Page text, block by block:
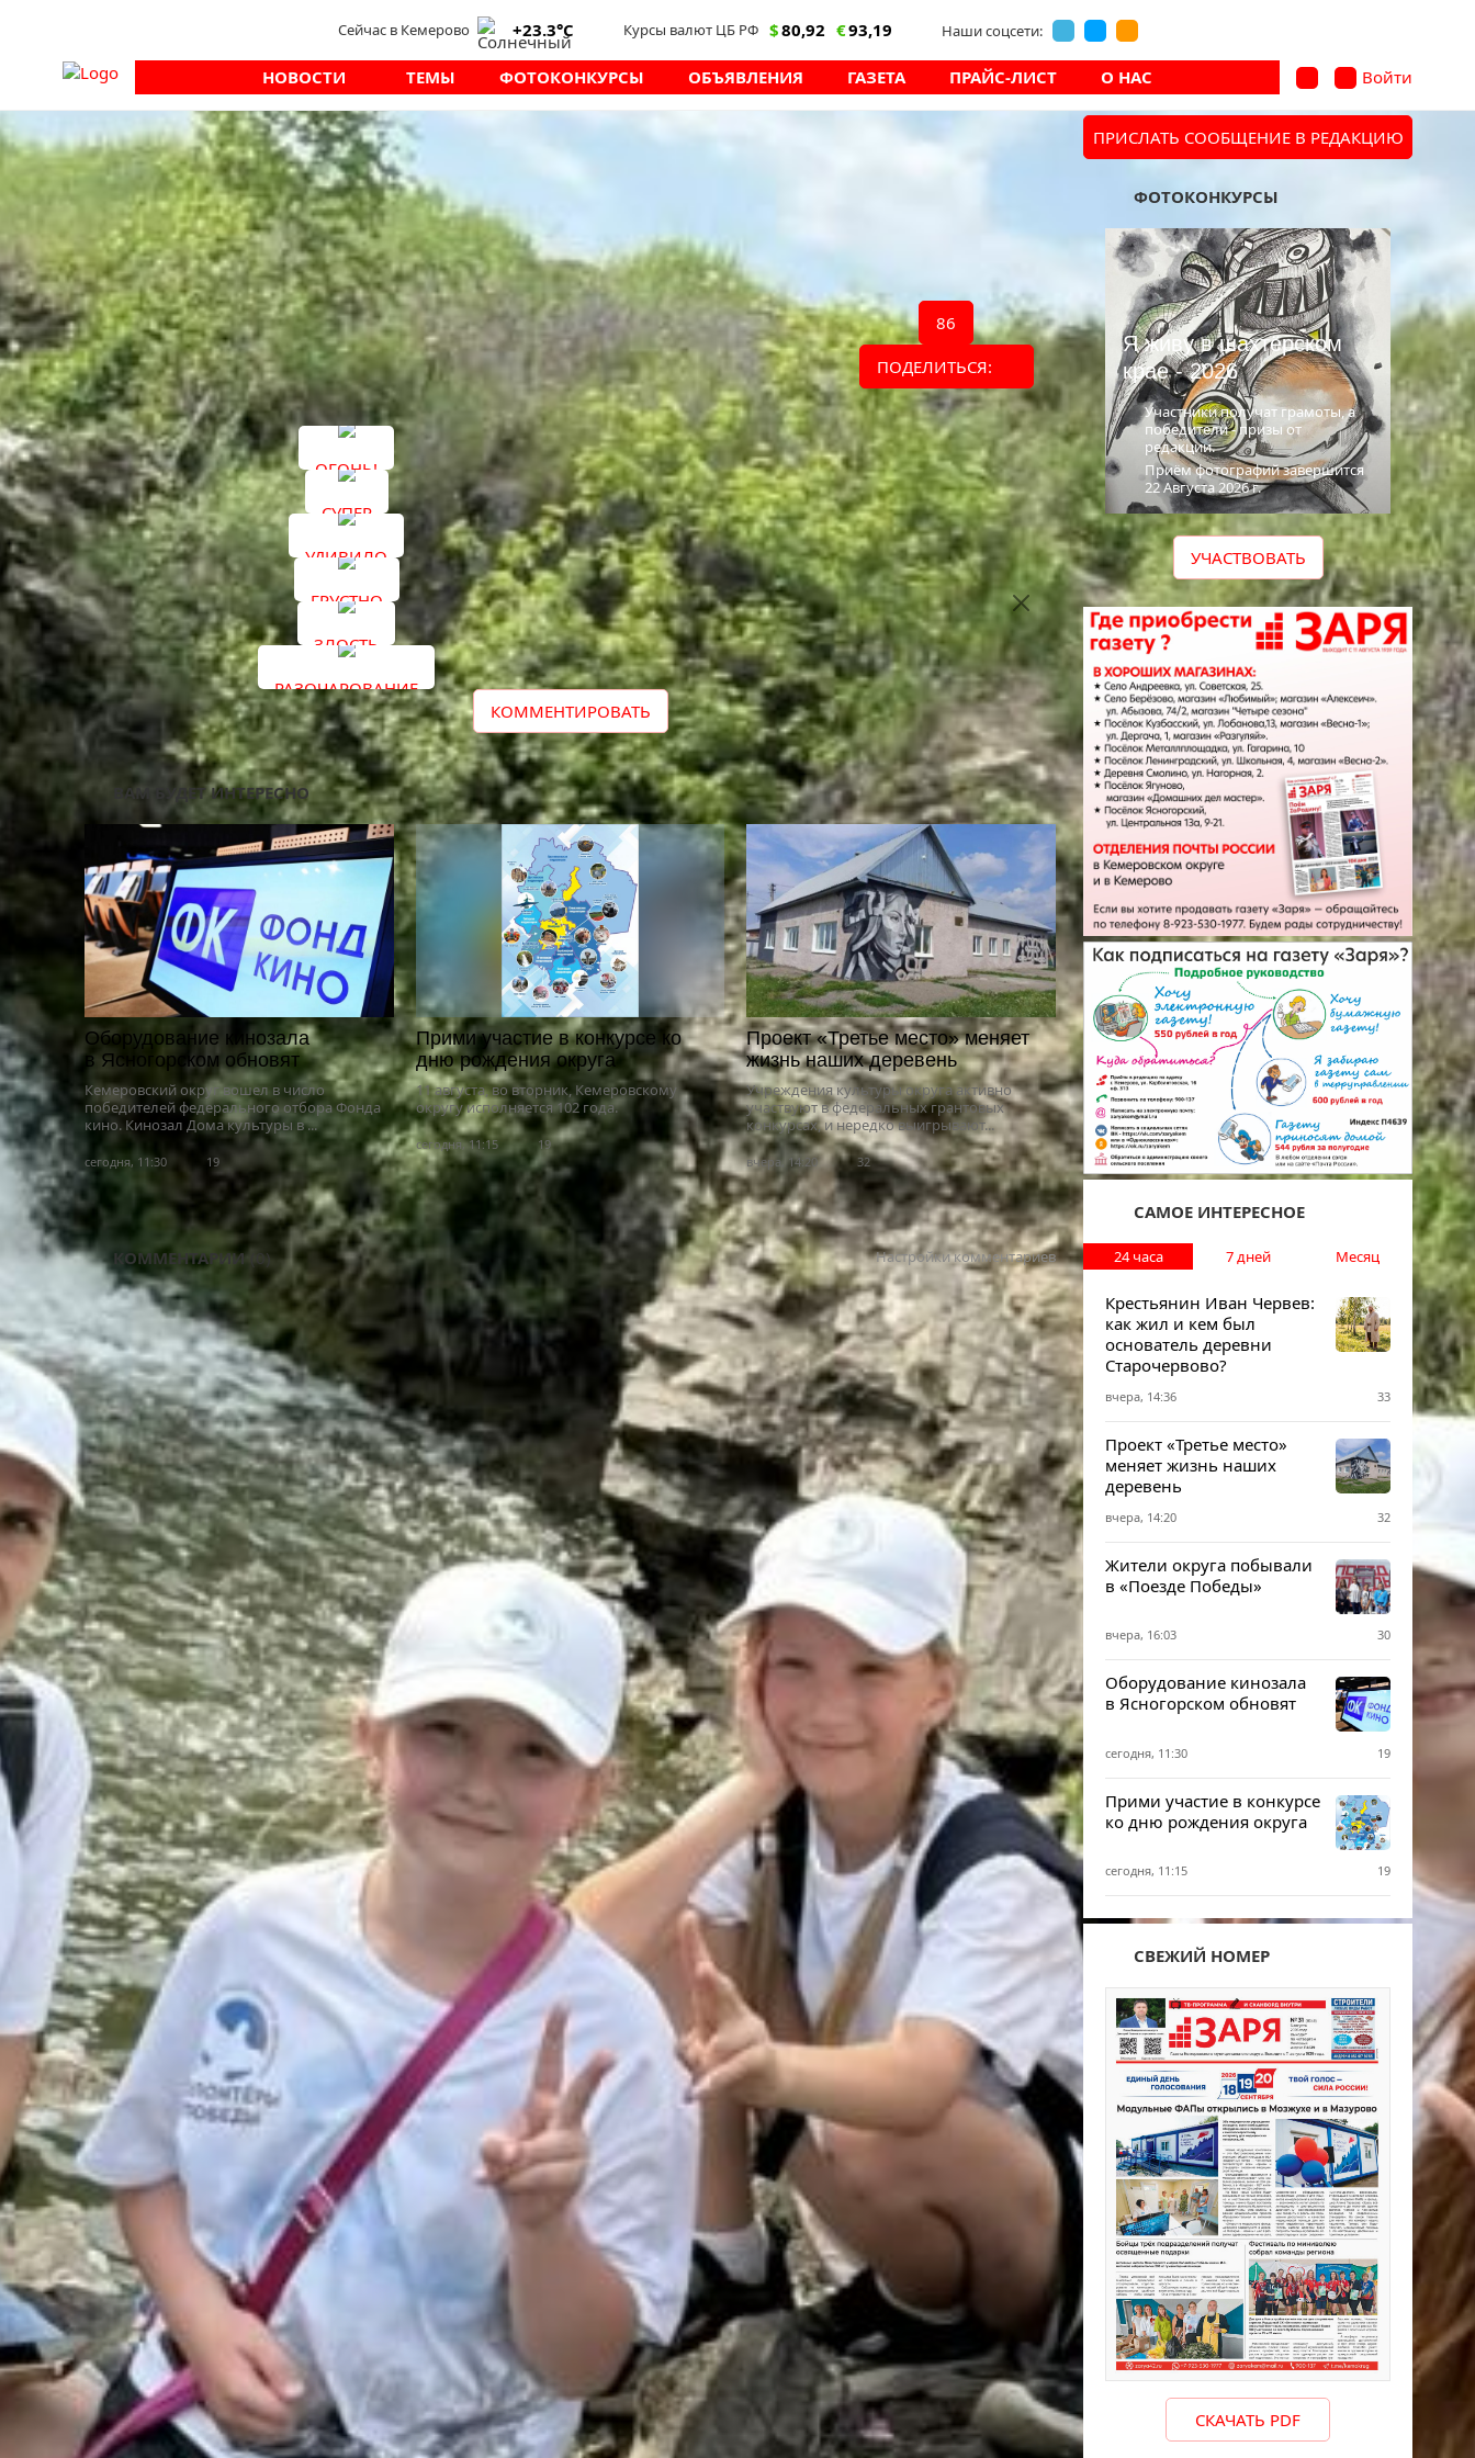
Сейчас в Кемерово +23.3°C Курсы валют ЦБ РФ $80,92 €93,19 Наши соцсети:
НОВОСТИ ТЕМЫ ФОТОКОНКУРСЫ ОБЪЯВЛЕНИЯ ГАЗЕТА ПРАЙС-ЛИСТ О НАС Войти
Новости Культура 11.06.2026 13:04
В поход по округу отправились волонтёры
Волонтёры Победы им. И.С. Антонова вместе с родителями отправились в поход.
86
Он состоялся в рамках акции «Твой Ход - в поход» и был посвящён Дню России.
Юные добровольцы отправились в символическую прогулку по самым красивым
природным местам Кемеровского округа.
Подписывайтесь на наши каналы в соцсетях
«ВКонтакте» и «Одноклассники» .
86
ПОДЕЛИТЬСЯ:
Как вам материал?
ОГОНЬ!
СУПЕР
УДИВИЛО
ГРУСТНО
ЗЛОСТЬ
РАЗОЧАРОВАНИЕ
Поделиться:
КОММЕНТИРОВАТЬ
ВАМ БУДЕТ ИНТЕРЕСНО
Оборудование кинозала
в Ясногорском обновят
Кемеровский округ вошел в число
победителей федерального отбора Фонда
кино. Кинозал Дома культуры в ...
сегодня, 11:30 19
Прими участие в конкурсе ко
дню рождения округа
11 августа, во вторник, Кемеровскому
округу исполняется 102 года.
сегодня, 11:15 19
Проект «Третье место» меняет
жизнь наших деревень
Учреждения культуры округа активно
участвуют в федеральных грантовых
конкурсах, и нередко выигрывают...
вчера, 14:20 32
КОММЕНТАРИИ (0) Настройки комментариев
ПРИСЛАТЬ СООБЩЕНИЕ В РЕДАКЦИЮ
ФОТОКОНКУРСЫ
Я живу в шахтёрском
крае - 2026
Участники получат грамоты, а
победители - призы от
редакции.
Приём фотографий завершится
22 Августа 2026 г.
УЧАСТВОВАТЬ
САМОЕ ИНТЕРЕСНОЕ
24 часа 7 дней Месяц
Крестьянин Иван Червев:
как жил и кем был
основатель деревни
Старочервово?
вчера, 14:36 33
Проект «Третье место»
меняет жизнь наших
деревень
вчера, 14:20 32
Жители округа побывали
в «Поезде Победы»
вчера, 16:03 30
Оборудование кинозала
в Ясногорском обновят
сегодня, 11:30 19
Прими участие в конкурсе
ко дню рождения округа
сегодня, 11:15 19
СВЕЖИЙ НОМЕР
СКАЧАТЬ PDF